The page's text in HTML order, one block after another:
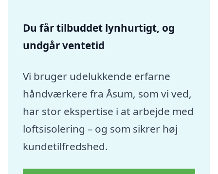
Du får tilbuddet lynhurtigt, og
undgår ventetid
Vi bruger udelukkende erfarne
håndværkere fra Åsum, som vi ved,
har stor ekspertise i at arbejde med
loftsisolering – og som sikrer høj
kundetilfredshed.